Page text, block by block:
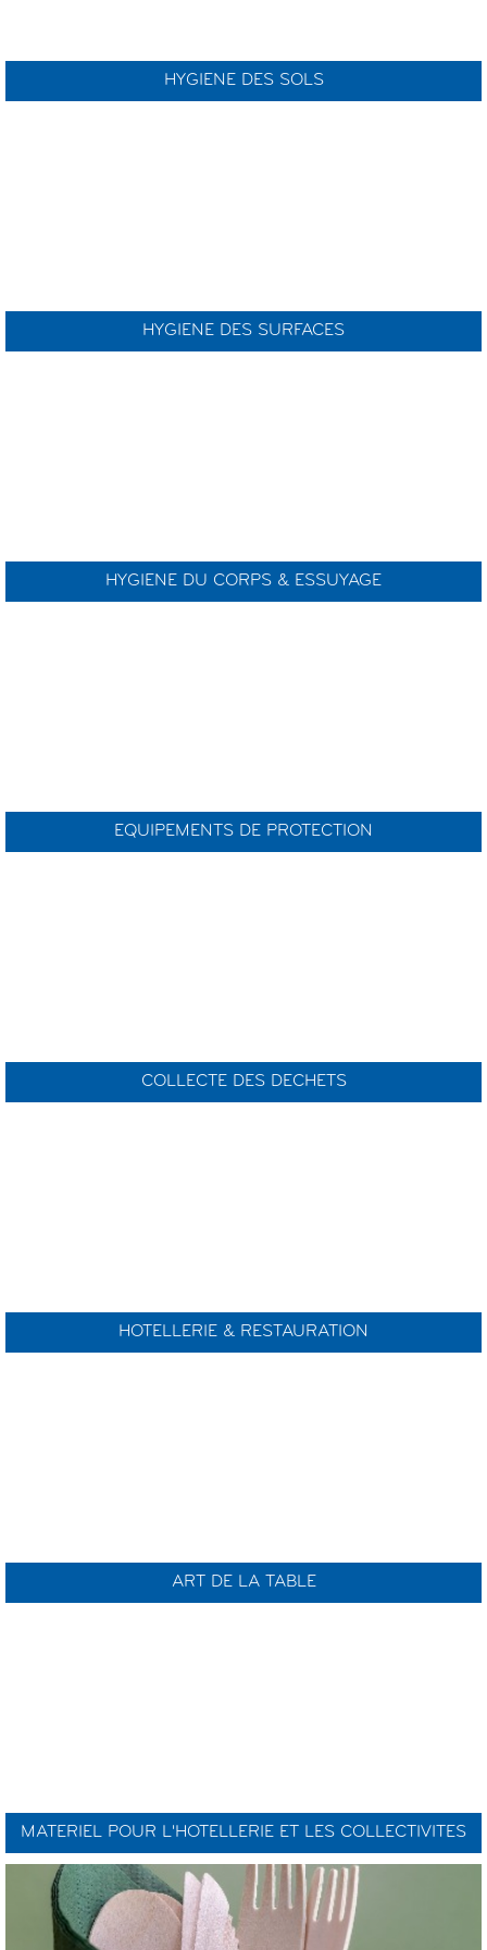
HYGIENE DES SOLS
HYGIENE DES SURFACES
HYGIENE DU CORPS & ESSUYAGE
EQUIPEMENTS DE PROTECTION
COLLECTE DES DECHETS
HOTELLERIE & RESTAURATION
ART DE LA TABLE
MATERIEL POUR L'HOTELLERIE ET LES COLLECTIVITES